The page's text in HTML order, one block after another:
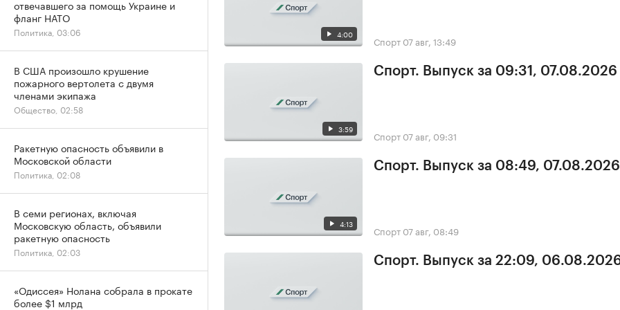
4:00 Спорт 07 авг, 13:49
3:59
Спорт. Выпуск за 09:31, 07.08.2026
Спорт 07 авг, 09:31
4:13
Спорт. Выпуск за 08:49, 07.08.2026
Спорт 07 авг, 08:49
Спорт. Выпуск за 22:09,
отвечавшего за помощь Украине и
фланг НАТО
Политика, 03:06
В США произошло крушение
пожарного вертолета с двумя
членами экипажа
Общество, 02:58
Ракетную опасность объявили в
Московской области
Политика, 02:08
В семи регионах, включая
Московскую область, объявили
ракетную опасность
Политика, 02:03
«Одиссея» Нолана собрала в прокате
более $1 млрд